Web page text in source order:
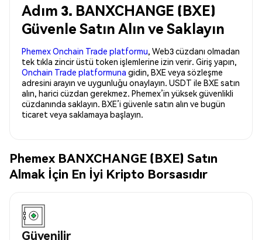
Adım 3. BANXCHANGE (BXE)
Güvenle Satın Alın ve Saklayın
Phemex Onchain Trade platformu, Web3 cüzdanı olmadan
tek tıkla zincir üstü token işlemlerine izin verir. Giriş yapın,
Onchain Trade platformuna gidin, BXE veya sözleşme
adresini arayın ve uygunluğu onaylayın. USDT ile BXE satın
alın, harici cüzdan gerekmez. Phemex’in yüksek güvenlikli
cüzdanında saklayın. BXE’i güvenle satın alın ve bugün
ticaret veya saklamaya başlayın.
Phemex BANXCHANGE (BXE) Satın
Almak İçin En İyi Kripto Borsasıdır
Güvenilir